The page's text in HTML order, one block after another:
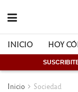
INICIO HOY
Inicio Sociedad